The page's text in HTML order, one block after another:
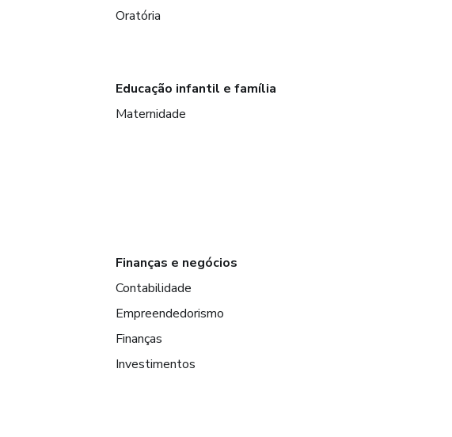
Oratória
Educação infantil e família
Maternidade
Finanças e negócios
Contabilidade
Empreendedorismo
Finanças
Investimentos